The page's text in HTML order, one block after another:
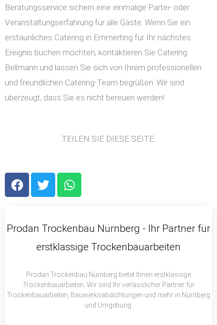
Beratungsservice sichern eine einmalige Partei- oder
Veranstaltungserfahrung für alle Gäste. Wenn Sie ein
erstaunliches Catering in Emmerting für Ihr nächstes
Ereignis buchen möchten, kontaktieren Sie Catering
Bellmann und lassen Sie sich von Ihrem professionellen
und freundlichen Catering-Team begrüßen. Wir sind
überzeugt, dass Sie es nicht bereuen werden!
TEILEN SIE DIESE SEITE:
F
a
b
T
w
t
r
W
h
s
p
Prodan Trockenbau Nürnberg - Ihr Partner für
erstklassige Trockenbauarbeiten
Prodan Trockenbau Nürnberg bietet Ihnen erstklassige
Trockenbauarbeiten. Wir sind Ihr verlässlicher Partner für
Trockenbauarbeiten, Bauwerksabdichtungen und mehr in Nürnberg
und Umgebung.